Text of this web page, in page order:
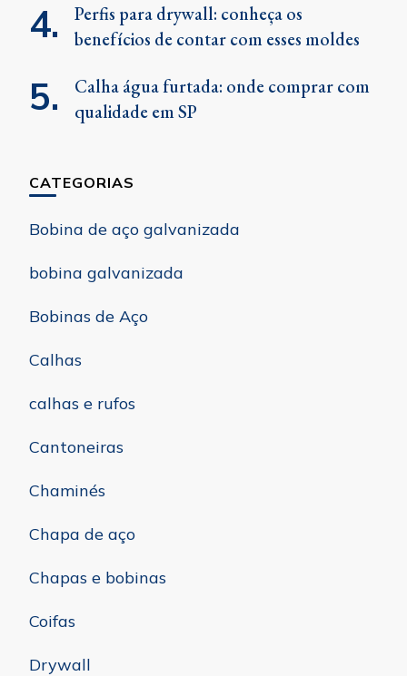
Perfis para drywall: conheça os
benefícios de contar com esses moldes
Calha água furtada: onde comprar com
qualidade em SP
CATEGORIAS
Bobina de aço galvanizada
bobina galvanizada
Bobinas de Aço
Calhas
calhas e rufos
Cantoneiras
Chaminés
Chapa de aço
Chapas e bobinas
Coifas
Drywall